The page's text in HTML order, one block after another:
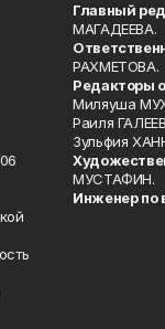
Главный
МАГАДЕЕВА.
РАХМЕТОВА.
Редакторы
Миляуша
Раиля
Зульфия
МУСТАФИН.
Инженер по